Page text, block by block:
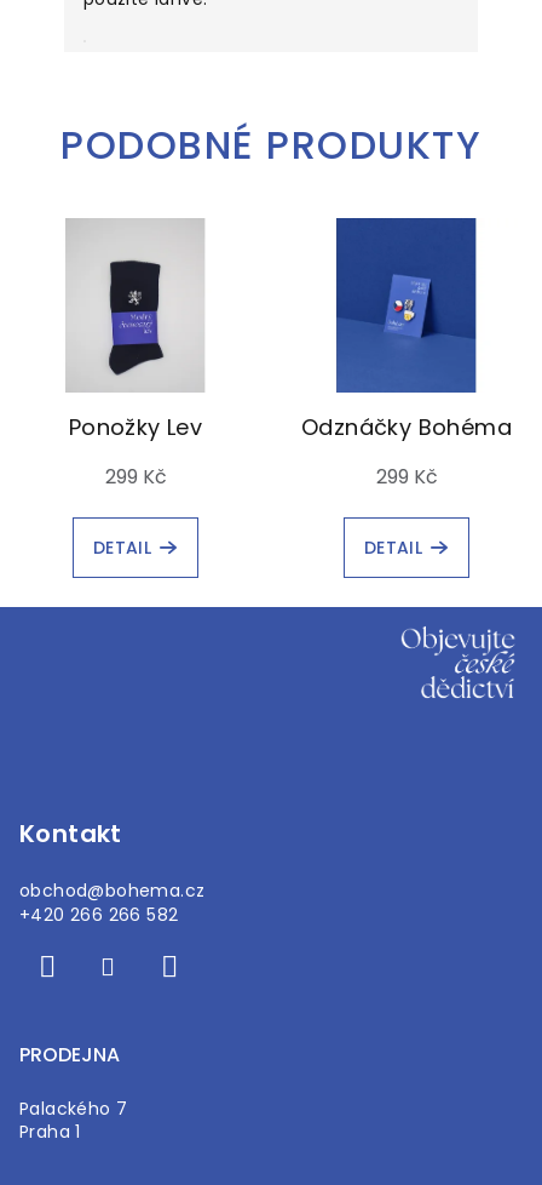
PODOBNÉ PRODUKTY
Ponožky Lev
299 Kč
DETAIL
Odznáčky Bohéma
299 Kč
DETAIL
Kontakt
obchod@bohema.cz
+420 266 266 582
PRODEJNA
Palackého 7
Praha 1